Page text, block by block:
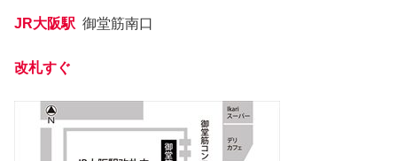
JR大阪駅 御堂筋南口
改札すぐ